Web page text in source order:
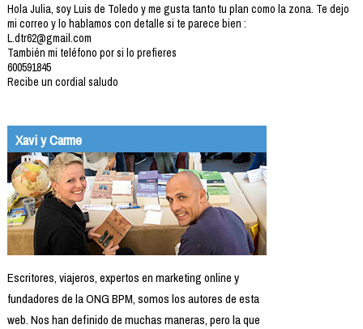
Hola Julia, soy Luis de Toledo y me gusta tanto tu plan como la zona. Te dejo
mi correo y lo hablamos con detalle si te parece bien :
L.dtr62@gmail.com
También mi teléfono por si lo prefieres
600591845
Recibe un cordial saludo
Xavi y Carme
Escritores, viajeros, expertos en marketing online y
fundadores de la ONG BPM, somos los autores de esta
web. Nos han definido de muchas maneras, pero la que